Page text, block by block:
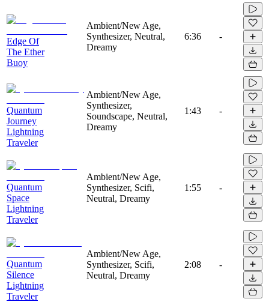
Edge Of
The Ether
Buoy
Ambient/New Age,
Synthesizer, Neutral,
Dreamy
6:36 -
Quantum
Journey
Lightning
Traveler
Ambient/New Age,
Synthesizer,
Soundscape, Neutral,
Dreamy
1:43 -
Quantum
Space
Lightning
Traveler
Ambient/New Age,
Synthesizer, Scifi,
Neutral, Dreamy
1:55 -
Quantum
Silence
Lightning
Traveler
Ambient/New Age,
Synthesizer, Scifi,
Neutral, Dreamy
2:08 -